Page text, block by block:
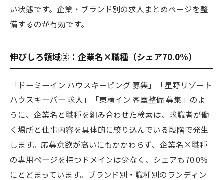
い状態です。企業・ブランド別の求人まとめページを整
備するのが有効です。
伸びしろ領域②：企業名×職種（シェア70.0%）
「ドーミーイン ハウスキーピング 募集」「星野リゾート
ハウスキーパー 求人」「東横イン 客室整備 募集」のよ
うに、企業名と職種を組み合わせた検索は、求職者が働
く場所と仕事内容を具体的に絞り込んでいる段階で発生
します。応募意欲が高いにもかかわらず、企業名×職種
の専用ページを持つドメインは少なく、シェアも70.0%
にとどまっています。ブランド別・職種別のランディン